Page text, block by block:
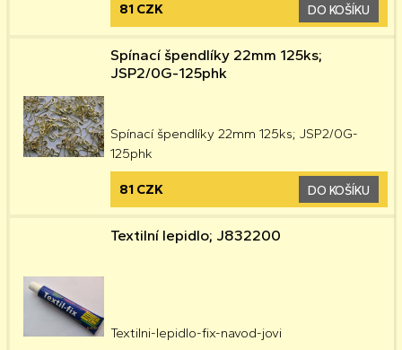
81 CZK DO KOŠÍKU
Spínací špendlíky 22mm 125ks;
JSP2/0G-125phk
Spínací špendlíky 22mm 125ks; JSP2/0G-
125phk
81 CZK DO KOŠÍKU
Textilní lepidlo; J832200
Textilni-lepidlo-fix-navod-jovi